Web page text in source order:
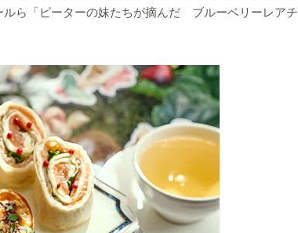
ら「ピーターの妹たちが摘んだ ブルーベリーレアチ